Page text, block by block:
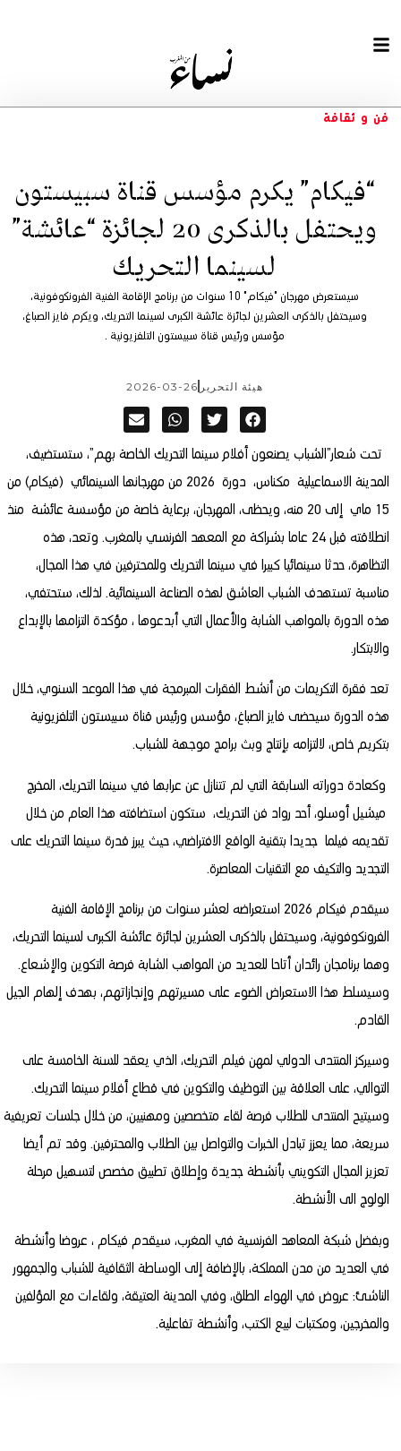
فن و ثقافة
“فيكام” يكرم مؤسس قناة سبيستون
ويحتفل بالذكرى 20 لجائزة “عائشة”
لسينما التحريك
سيستعرض مهرجان "فيكام" 10 سنوات من برنامج الإقامة الفنية الفرونكوفونية،
وسيحتفل بالذكرى العشرين لجائزة عائشة الكبرى لسينما التحريك، ويكرم فايز الصباغ،
مؤسس ورئيس قناة سبيستون التلفزيونية .
هيئة التحرير 2026-03-26
تحت شعار”الشباب يصنعون أفلام سينما التحريك الخاصة بهم”، ستستضيف،
المدينة الاسماعيلية مكناس، دورة 2026 من مهرجانها السينمائي (فيكام) من
15 ماي إلى 20 منه، ويحظى، المهرجان، برعاية خاصة من مؤسسة عائشة منذ
انطلاقته قبل 24 عاما بشراكة مع المعهد الفرنسي بالمغرب. وتعد، هذه
التظاهرة، حدثا سينمائيا كبيرا في سينما التحريك وللمحترفين في هذا المجال،
مناسبة تستهدف الشباب العاشق لهذه الصناعة السينمائية. لذلك، ستحتفي،
هذه الدورة بالمواهب الشابة والأعمال التي أبدعوها ، مؤكدة التزامها بالإبداع
والابتكار.
تعد فقرة التكريمات من أنشط الفقرات المبرمجة في هذا الموعد السنوي، خلال
هذه الدورة سيحضى فايز الصباغ، مؤسس ورئيس قناة سبيستون التلفزيونية
بتكريم خاص، لالتزامه بإنتاج وبث برامج موجهة للشباب.
وكعادة دوراته السابقة التي لم تتنازل عن عرابها في سينما التحريك، المخرج
ميشيل أوسلو، أحد رواد فن التحريك، ستكون استضافته هذا العام من خلال
تقديمه فيلما جديدا بتقنية الواقع الافتراضي، حيث يبرز قدرة سينما التحريك على
التجديد والتكيف مع التقنيات المعاصرة.
سيقدم فيكام 2026 استعراضه لعشر سنوات من برنامج الإقامة الفنية
الفرونكوفونية، وسيحتفل بالذكرى العشرين لجائزة عائشة الكبرى لسينما التحريك،
وهما برنامجان رائدان أتاحا للعديد من المواهب الشابة فرصة التكوين والإشعاع.
وسيسلط هذا الاستعراض الضوء على مسيرتهم وإنجازاتهم، بهدف إلهام الجيل
القادم.
وسيركز المنتدى الدولي لمهن فيلم التحريك، الذي يعقد للسنة الخامسة على
التوالي، على العلاقة بين التوظيف والتكوين في قطاع أفلام سينما التحريك.
وسيتيح المنتدى للطلاب فرصة لقاء متخصصين ومهنيين، من خلال جلسات تعريفية
سريعة، مما يعزز تبادل الخبرات والتواصل بين الطلاب والمحترفين. وقد تم أيضا
تعزيز المجال التكويني بأنشطة جديدة وإطلاق تطبيق مخصص لتسهيل مرحلة
الولوج الى الأنشطة.
وبفضل شبكة المعاهد الفرنسية في المغرب، سيقدم فيكام ، عروضا وأنشطة
في العديد من مدن المملكة، بالإضافة إلى الوساطة الثقافية للشباب والجمهور
الناشئ: عروض في الهواء الطلق، وفي المدينة العتيقة، ولقاءات مع المؤلفين
والمخرجين، ومكتبات لبيع الكتب، وأنشطة تفاعلية.